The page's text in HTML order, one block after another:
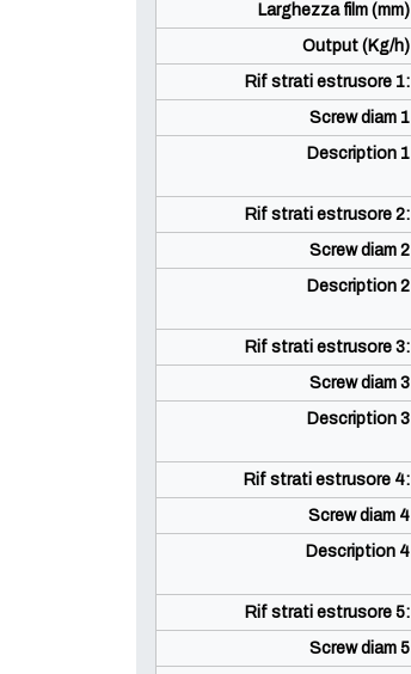
Larghezza film (mm)
Output (Kg/h)
Rif strati estrusore 1:
Screw diam 1
Description 1
Rif strati estrusore 2:
Screw diam 2
Description 2
Rif strati estrusore 3:
Screw diam 3
Description 3
Rif strati estrusore 4:
Screw diam 4
Description 4
Rif strati estrusore 5:
Screw diam 5